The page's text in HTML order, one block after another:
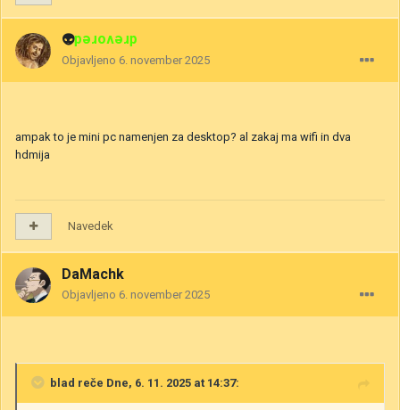
👽drevored
Objavljeno 6. november 2025
ampak to je mini pc namenjen za desktop? al zakaj ma wifi in dva
hdmija
Navedek
DaMachk
Objavljeno 6. november 2025
blad reče Dne, 6. 11. 2025 at 14:37: